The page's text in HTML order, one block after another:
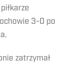
3-0 po
zatrzymał